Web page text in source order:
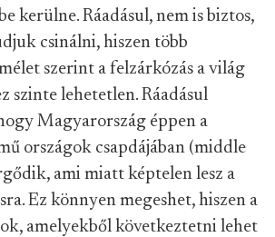
kerülne. Ráadásul, nem is biztos,
csinálni, hiszen több
szerint a felzárkózás a világ
szinte lehetetlen. Ráadásul
Magyarország éppen a
országok csapdájában (middle
ami miatt képtelen lesz a
Ez könnyen megeshet, hiszen a
amelyekből következtetni lehet